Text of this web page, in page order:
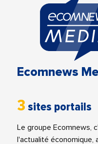
Ecomnews
3 sites portails
Le groupe Ecomnews,
l'actualité économique,